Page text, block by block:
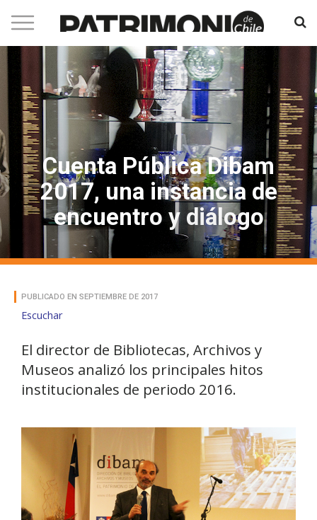
Cuenta Pública Dibam
2017, una instancia de
encuentro y diálogo
PUBLICADO EN SEPTIEMBRE DE 2017
Escuchar
El director de Bibliotecas, Archivos y
Museos analizó los principales hitos
institucionales de periodo 2016.